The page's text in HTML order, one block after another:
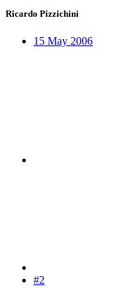
Ricardo Pizzichini
15 May 2006
#2